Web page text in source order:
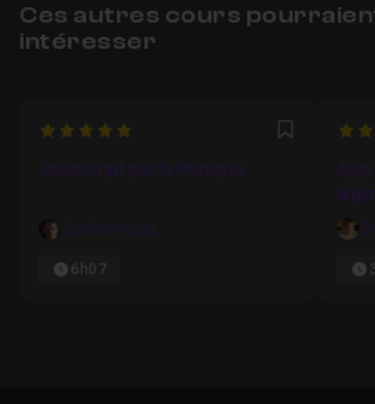
Ces autres cours
intéresser
5 Favori
JavaScript par la Pratique
Codeconcept
6h07
5